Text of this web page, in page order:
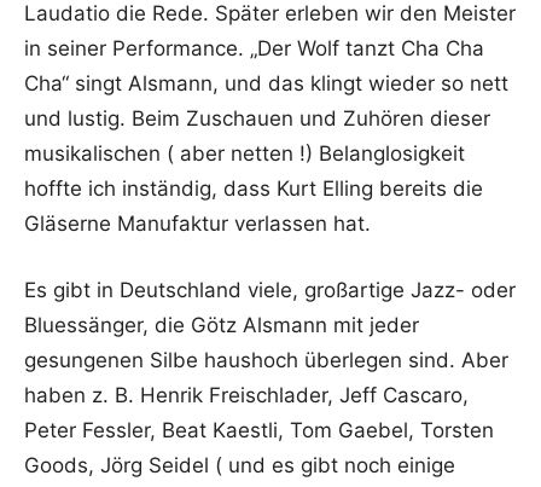
Laudatio die Rede. Später erleben wir den Meister
in seiner Performance. „Der Wolf tanzt Cha Cha
Cha“ singt Alsmann, und das klingt wieder so nett
und lustig. Beim Zuschauen und Zuhören dieser
musikalischen ( aber netten !) Belanglosigkeit
hoffte ich inständig, dass Kurt Elling bereits die
Gläserne Manufaktur verlassen hat.
Es gibt in Deutschland viele, großartige Jazz- oder
Bluessänger, die Götz Alsmann mit jeder
gesungenen Silbe haushoch überlegen sind. Aber
haben z. B. Henrik Freischlader, Jeff Cascaro,
Peter Fessler, Beat Kaestli, Tom Gaebel, Torsten
Goods, Jörg Seidel ( und es gibt noch einige